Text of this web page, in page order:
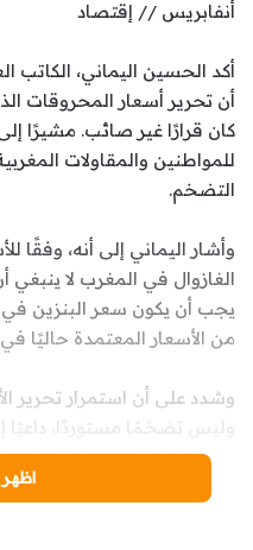
أنفابريس // إقتصاد
أكد الحسين اليماني، الكاتب
أن تحرير أسعار المحروقات
كان قرارًا غير صائب. مشيرًا
للمواطنين والمقاولات
التضخم.
وأشار اليماني إلى أنه، وفقًا
من الأسعار المعتمدة حاليًا
وشدد على أن استمرار تحرير
وليس تضخمًا مستوردًا، داعيًا
وإلغاء قرار التحرير فورًا،
اظهر